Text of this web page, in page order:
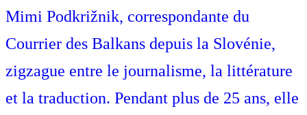
Mimi Podkrižnik, correspondante du
Courrier des Balkans depuis la Slovénie,
zigzague entre le journalisme, la littérature
et la traduction. Pendant plus de 25 ans, elle